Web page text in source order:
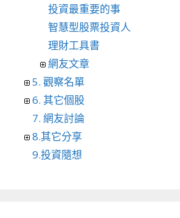
投資最重要的事
智慧型股票投資人
理財工具書
網友文章
5. 觀察名單
6. 其它個股
7. 網友討論
8.其它分享
9.投資隨想